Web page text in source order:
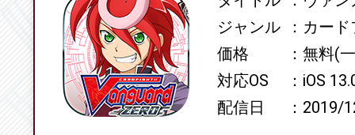
SPEC
ジャンル
カード
価格
無料(
対応OS
iOS
配信日
2019/